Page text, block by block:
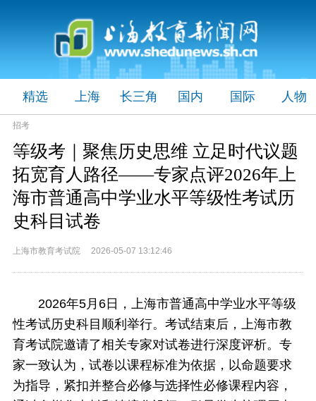
精选 上海 长三角 国内 国际 人物
招考
等级考｜聚焦历史思维 立足时代议题
拓宽育人路径——专家点评2026年上
海市普通高中学业水平等级性考试历
史科目试卷
上海市教育考试院 2026-05-07 13:12:46
2026年5月6日，上海市普通高中学业水平等级
性考试历史科目顺利举行。考试结束后，上海市教
育考试院邀请了相关专家对试卷进行深度评析。专
家一致认为，试卷以课程标准为依据，以命题要求
为指导，紧扣并整合必修与选择性必修课程内容，